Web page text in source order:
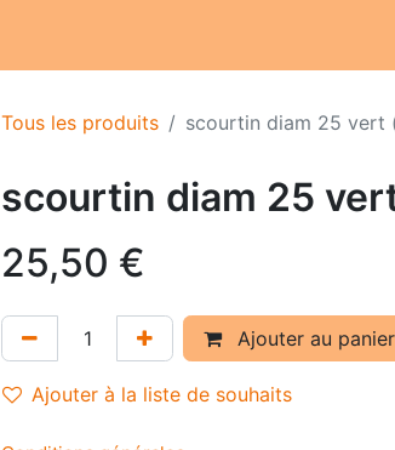
Tous les produits scourtin diam 25 vert
scourtin diam 25
25,50 €
Ajouter au panier
Ajouter à la liste de souhaits